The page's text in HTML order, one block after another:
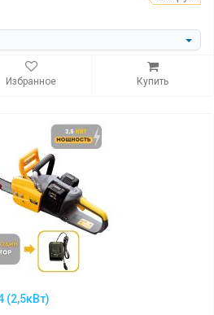
Избранное Купить
(2,5кВт)